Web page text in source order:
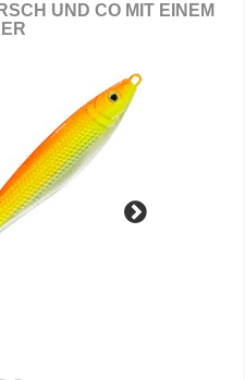
UND CO MIT EINEM